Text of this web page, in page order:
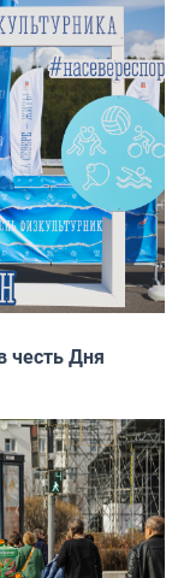
честь Дня